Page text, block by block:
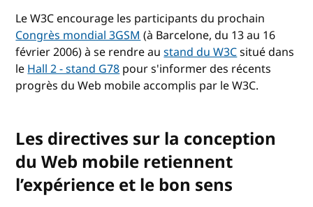
Le W3C encourage les participants du prochain
Congrès mondial 3GSM(à Barcelone, du 13 au 16
février 2006) à se rendre austand du W3Csitué dans
leHall 2 - stand G78pour s'informer des récents
progrès du Web mobile accomplis par le W3C.
Les directives sur la conception
du Web mobile retiennent
l’expérience et le bon sens